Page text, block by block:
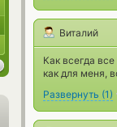
Виталий
Как всегда
как для меня,
Развернуть (1)